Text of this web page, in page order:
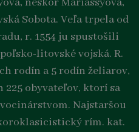
neskôr Mariássyová,
Sobota. Veľa trpela od
r. 1554 ju spustošili
litovské vojská. R.
rodín a 5 rodín želiarov,
225 obyvateľov, ktorí sa
Najstaršou
rím. kat.